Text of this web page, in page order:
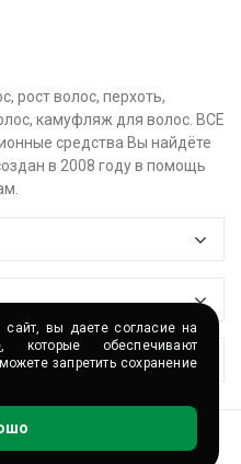
рост волос, перхоть,
камуфляж для волос. ВСЕ
средства Вы найдёте
в 2008 году в помощь
сайт, вы даете согласие на
, которые обеспечивают
запретить сохранение